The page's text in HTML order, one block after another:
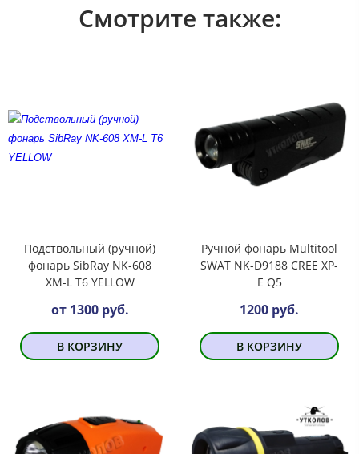
Смотрите также:
Подствольный (ручной)
фонарь SibRay NK-608
XM-L T6 YELLOW
от 1300 руб.
В КОРЗИНУ
Ручной фонарь Multitool
SWAT NK-D9188 CREE XP-
E Q5
1200 руб.
В КОРЗИНУ